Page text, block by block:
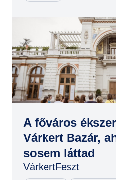
A főváros
Várkert Bazár,
sosem láttad
VárkertFeszt